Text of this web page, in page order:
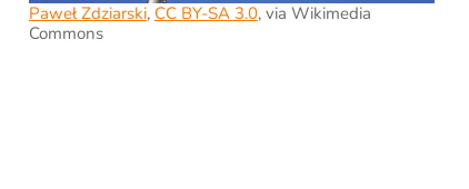
Paweł Zdziarski, CC BY-SA 3.0, via Wikimedia
Commons